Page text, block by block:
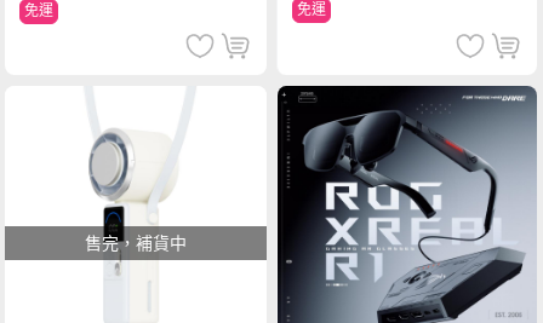
免運 免運
售完，補貨中